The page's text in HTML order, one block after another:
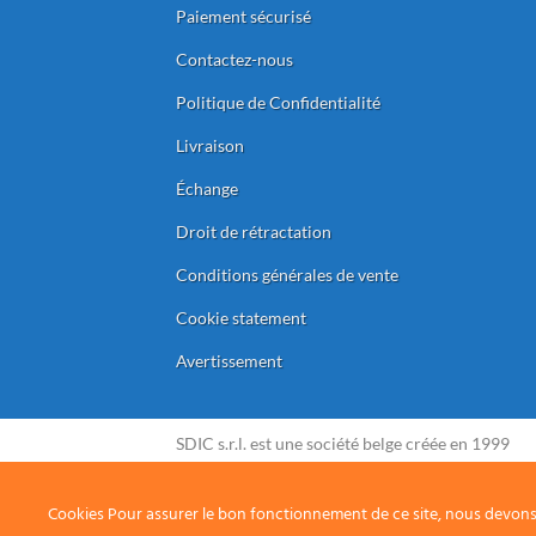
Paiement sécurisé
Contactez-nous
Politique de Confidentialité
Livraison
Échange
Droit de rétractation
Conditions générales de vente
Cookie statement
Avertissement
SDIC s.r.l. est une société belge créée en 1999
Numéro d'entreprise - BTW:BE0465.688.486
Cookies Pour assurer le bon fonctionnement de ce site, nous